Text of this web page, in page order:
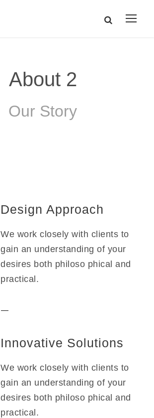
About 2
Our Story
Design Approach
We work closely with clients to
gain an understanding of your
desires both philoso phical and
practical.
Innovative Solutions
We work closely with clients to
gain an understanding of your
desires both philoso phical and
practical.